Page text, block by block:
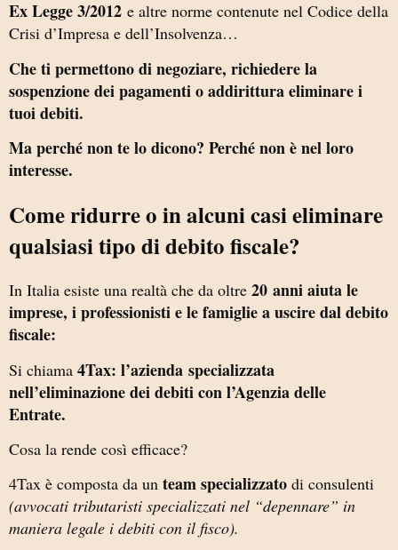
Ex Legge 3/2012 e altre norme contenute nel Codice della
Crisi d’Impresa e dell’Insolvenza…
Che ti permettono di negoziare, richiedere la
sospenzione dei pagamenti o addirittura eliminare i
tuoi debiti.
Ma perché non te lo dicono? Perché non è nel loro
interesse.
Come ridurre o in alcuni casi eliminare
qualsiasi tipo di debito fiscale?
In Italia esiste una realtà che da oltre 20 anni aiuta le
imprese, i professionisti e le famiglie a uscire dal debito
fiscale:
Si chiama 4Tax: l’azienda specializzata
nell’eliminazione dei debiti con l’Agenzia delle
Entrate.
Cosa la rende così efficace?
4Tax è composta da un team specializzato di consulenti
(avvocati tributaristi specializzati nel “depennare” in
maniera legale i debiti con il fisco).